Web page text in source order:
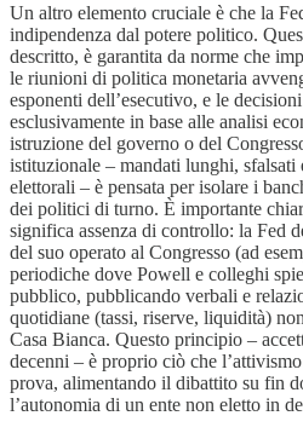
Un altro elemento cruciale è che la
indipendenza dal potere politico.
descritto, è garantita da norme che
le riunioni di politica monetaria
esponenti dell’esecutivo, e le
esclusivamente in base alle analisi
istruzione del governo o del
istituzionale – mandati lunghi,
elettorali – è pensata per isolare i
dei politici di turno. È importante
significa assenza di controllo: la Fed
del suo operato al Congresso (ad
periodiche dove Powell e colleghi
pubblico, pubblicando verbali e
quotidiane (tassi, riserve, liquidità)
Casa Bianca. Questo principio –
decenni – è proprio ciò che
prova, alimentando il dibattito su fin
l’autonomia di un ente non eletto in